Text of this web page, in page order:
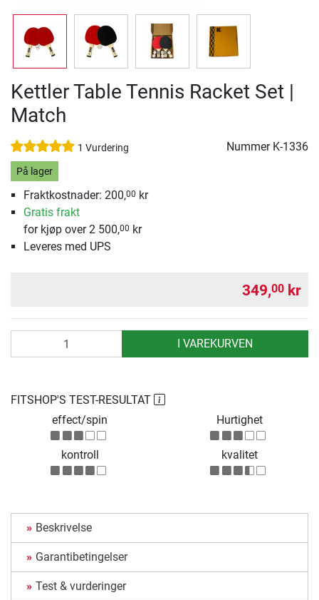
Kettler Table Tennis Racket Set |
Match
1 Vurdering Nummer K-1336
På lager
Fraktkostnader: 200,00 kr
Gratis frakt
for kjøp over 2 500,00 kr
Leveres med UPS
349,00 kr
I VAREKURVEN
FITSHOP'S TEST-RESULTAT
effect/spin
Hurtighet
kontroll kvalitet
Beskrivelse
Garantibetingelser
Test & vurderinger